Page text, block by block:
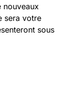
sera votre
sous